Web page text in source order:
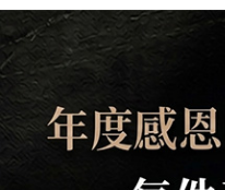
種狗，DO063。客製化
訂做各種翡翠狗吊墜玉珮
項鍊。★附A貨翡翠雙證
書